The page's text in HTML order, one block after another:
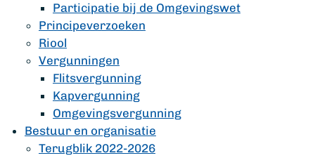
Participatie bij de Omgevingswet
Principeverzoeken
Riool
Vergunningen
Flitsvergunning
Kapvergunning
Omgevingsvergunning
Bestuur en organisatie
Terugblik 2022-2026